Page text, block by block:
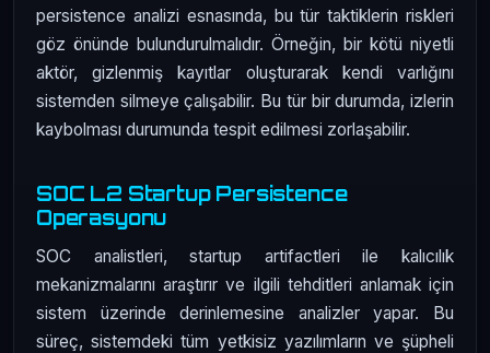
persistence analizi esnasında, bu tür taktiklerin riskleri
göz önünde bulundurulmalıdır. Örneğin, bir kötü niyetli
aktör, gizlenmiş kayıtlar oluşturarak kendi varlığını
sistemden silmeye çalışabilir. Bu tür bir durumda, izlerin
kaybolması durumunda tespit edilmesi zorlaşabilir.
SOC L2 Startup Persistence
Operasyonu
SOC analistleri, startup artifactleri ile kalıcılık
mekanizmalarını araştırır ve ilgili tehditleri anlamak için
sistem üzerinde derinlemesine analizler yapar. Bu
süreç, sistemdeki tüm yetkisiz yazılımların ve şüpheli